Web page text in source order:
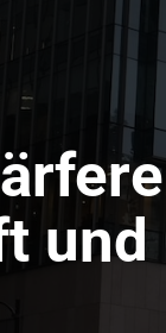
und